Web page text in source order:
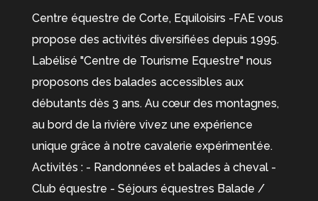
Centre équestre de Corte, Equiloisirs -FAE vous
propose des activités diversifiées depuis 1995.
Labélisé "Centre de Tourisme Equestre" nous
proposons des balades accessibles aux
débutants dès 3 ans. Au cœur des montagnes,
au bord de la rivière vivez une expérience
unique grâce à notre cavalerie expérimentée.
Activités : - Randonnées et balades à cheval -
Club équestre - Séjours équestres Balade /